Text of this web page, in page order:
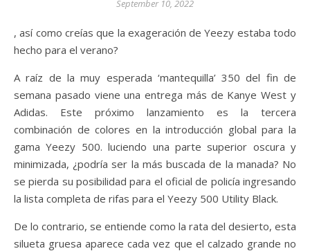
September 10, 2022
, así como creías que la exageración de Yeezy estaba todo
hecho para el verano?
A raíz de la muy esperada ‘mantequilla’ 350 del fin de
semana pasado viene una entrega más de Kanye West y
Adidas. Este próximo lanzamiento es la tercera
combinación de colores en la introducción global para la
gama Yeezy 500. luciendo una parte superior oscura y
minimizada, ¿podría ser la más buscada de la manada? No
se pierda su posibilidad para el oficial de policía ingresando
la lista completa de rifas para el Yeezy 500 Utility Black.
De lo contrario, se entiende como la rata del desierto, esta
silueta gruesa aparece cada vez que el calzado grande no